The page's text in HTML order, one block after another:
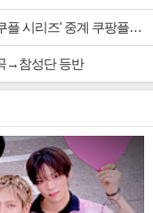
시리즈' 중계 쿠팡플레이
→참성단 등반